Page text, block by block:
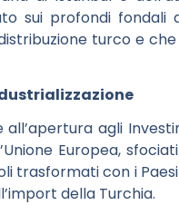
sui profondi
turco e
agli
Europea,
con i
della Turchia.